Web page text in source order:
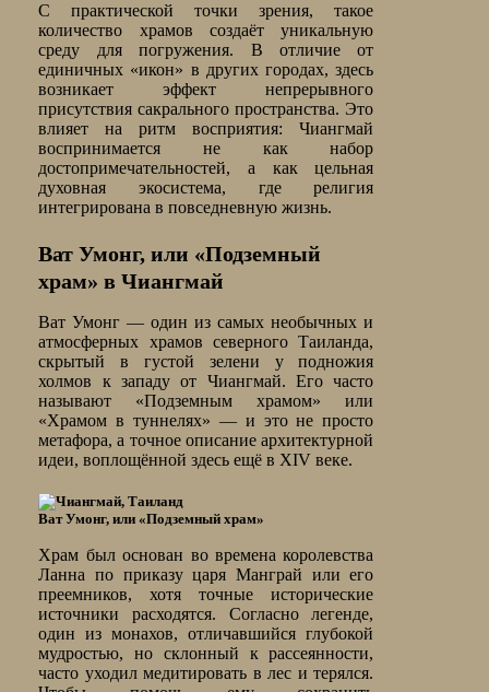
С практической точки зрения, такое
количество храмов создаёт уникальную
среду для погружения. В отличие от
единичных «икон» в других городах, здесь
возникает эффект непрерывного
присутствия сакрального пространства. Это
влияет на ритм восприятия: Чиангмай
воспринимается не как набор
достопримечательностей, а как цельная
духовная экосистема, где религия
интегрирована в повседневную жизнь.
Ват Умонг, или «Подземный
храм» в Чиангмай
Ват Умонг — один из самых необычных и
атмосферных храмов северного Таиланда,
скрытый в густой зелени у подножия
холмов к западу от Чиангмай. Его часто
называют «Подземным храмом» или
«Храмом в туннелях» — и это не просто
метафора, а точное описание архитектурной
идеи, воплощённой здесь ещё в XIV веке.
Ват Умонг, или «Подземный храм»
Храм был основан во времена королевства
Ланна по приказу царя Манграй или его
преемников, хотя точные исторические
источники расходятся. Согласно легенде,
один из монахов, отличавшийся глубокой
мудростью, но склонный к рассеянности,
часто уходил медитировать в лес и терялся.